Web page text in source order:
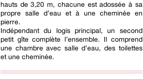
hauts de 3,20 m, chacune est adossée à sa
propre salle d’eau et à une cheminée en
pierre.
Indépendant du logis principal, un second
petit gîte complète l’ensemble. Il comprend
une chambre avec salle d’eau, des toilettes
et une cheminée.